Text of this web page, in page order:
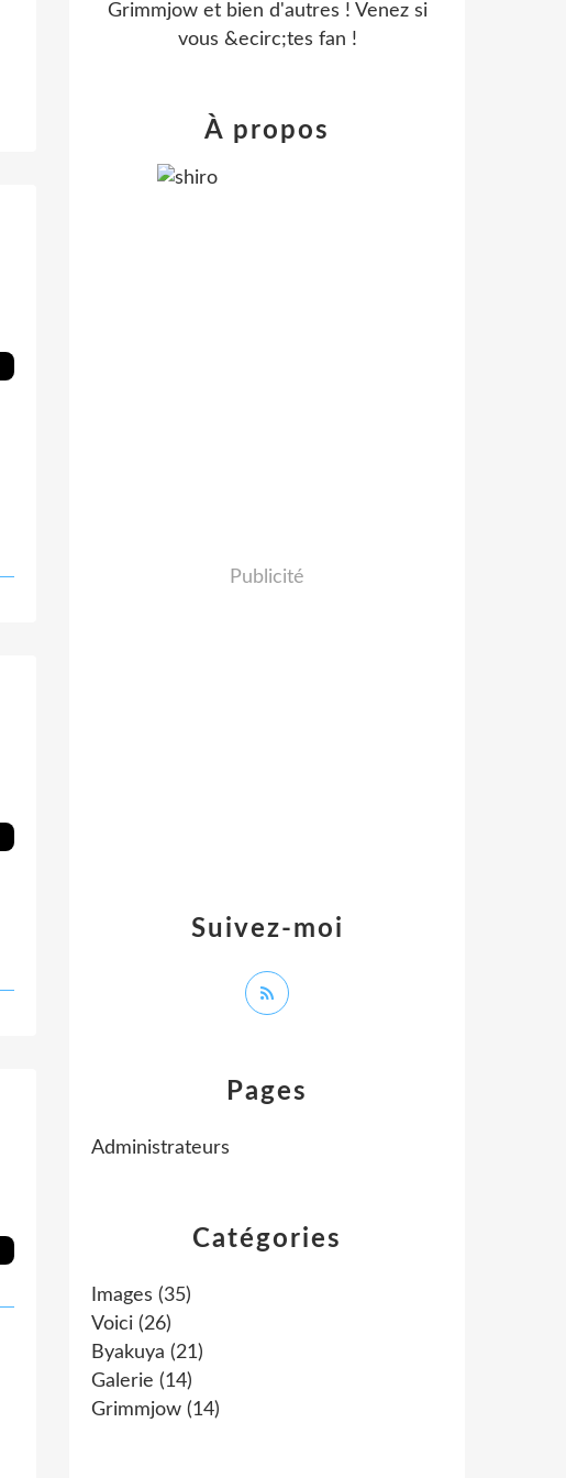
Catégories
Images (35)
Voici (26)
Byakuya (21)
Galerie (14)
Grimmjow (14)
Pages
Administrateurs
Grimmjow et bien d'autres ! Venez si
vous &ecirc;tes fan !
Suivez-moi
À propos
Publicité